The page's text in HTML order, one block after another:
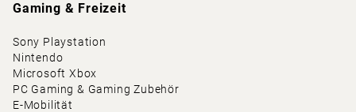
Gaming & Freizeit
Sony Playstation
Nintendo
Microsoft Xbox
PC Gaming & Gaming Zubehör
E-Mobilität